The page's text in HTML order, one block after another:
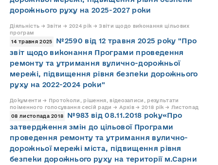
дорожнього руху на 2025-2027 роки
Діяльність → Звіти → 2024 рік → Звіти щодо виконання цільових
програм
14 травня 2025
№2590 від 12 травня 2025 року "Про
звіт щодо виконання Програми проведення
ремонту та утримання вулично-дорожньої
мережі, підвищення рівня безпеки дорожнього
руху на 2022-2024 роки"
Документи → Протоколи, рішення, відеозаписи, результати
поіменного голосування сесій ради → Архів → 2018 рік → Листопад
08 листопада 2018
№983 від 08.11.2018 року«Про
затвердження змін до цільової Програми
проведення ремонту та утримання вулично-
дорожньої мережі міста, підвищення рівня
безпеки дорожнього руху на території м.Сарни